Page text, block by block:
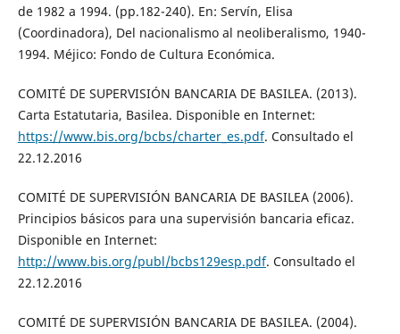
de 1982 a 1994. (pp.182-240). En: Servín, Elisa
(Coordinadora), Del nacionalismo al neoliberalismo, 1940-
1994. Méjico: Fondo de Cultura Económica.
COMITÉ DE SUPERVISIÓN BANCARIA DE BASILEA. (2013).
Carta Estatutaria, Basilea. Disponible en Internet:
https://www.bis.org/bcbs/charter_es.pdf. Consultado el
22.12.2016
COMITÉ DE SUPERVISIÓN BANCARIA DE BASILEA (2006).
Principios básicos para una supervisión bancaria eficaz.
Disponible en Internet:
http://www.bis.org/publ/bcbs129esp.pdf. Consultado el
22.12.2016
COMITÉ DE SUPERVISIÓN BANCARIA DE BASILEA. (2004).